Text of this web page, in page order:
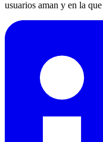
usuarios aman y en la